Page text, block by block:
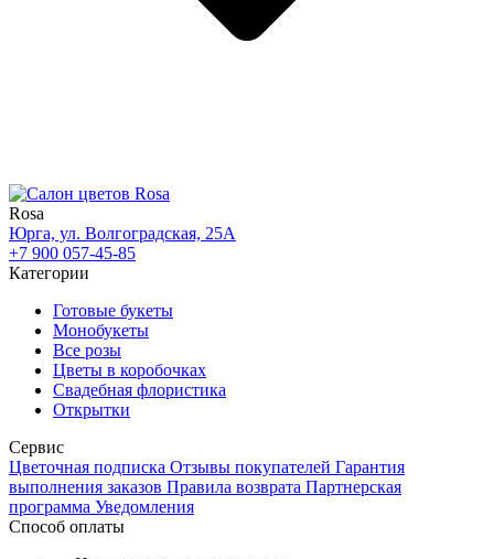
Rosa
Юрга, ул. Волгоградская, 25А
+7 900 057-45-85
Категории
Готовые букеты
Монобукеты
Все розы
Цветы в коробочках
Свадебная флористика
Открытки
Сервис
Цветочная подписка Отзывы покупателей Гарантия
выполнения заказов Правила возврата Партнерская
программа Уведомления
Способ оплаты